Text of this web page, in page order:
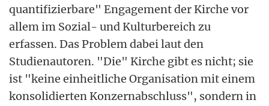
quantifizierbare" Engagement der Kirche vor
allem im Sozial- und Kulturbereich zu
erfassen. Das Problem dabei laut den
Studienautoren. "Die" Kirche gibt es nicht; sie
ist "keine einheitliche Organisation mit einem
konsolidierten Konzernabschluss", sondern in